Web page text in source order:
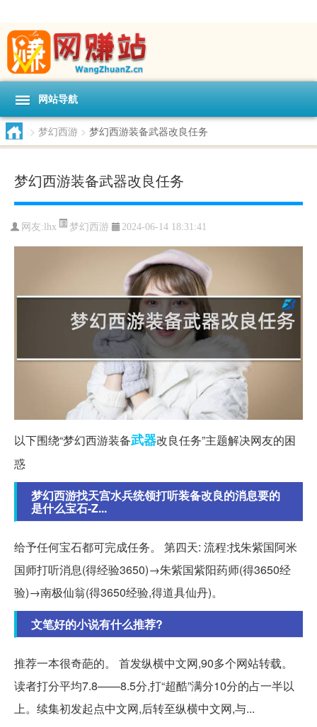
网站导航
> 梦幻西游 > 梦幻西游装备武器改良任务
梦幻西游装备武器改良任务
网友: lhx 梦幻西游 2024-06-14 18:31:41
以下围绕“梦幻西游装备武器改良任务”主题解决网友的困
惑
梦幻西游找天宫水兵统领打听装备改良的消息要的
是什么宝石-Z...
给予任何宝石都可完成任务。 第四天: 流程:找朱紫国阿米
国师打听消息(得经验3650)→朱紫国紫阳药师(得3650经
验)→南极仙翁(得3650经验,得道具仙丹)。
文笔好的小说有什么推荐?
推荐一本很奇葩的。 首发纵横中文网,90多个网站转载。
读者打分平均7.8——8.5分,打“超酷”满分10分的占一半以
上。续集初发起点中文网,后转至纵横中文网,与...